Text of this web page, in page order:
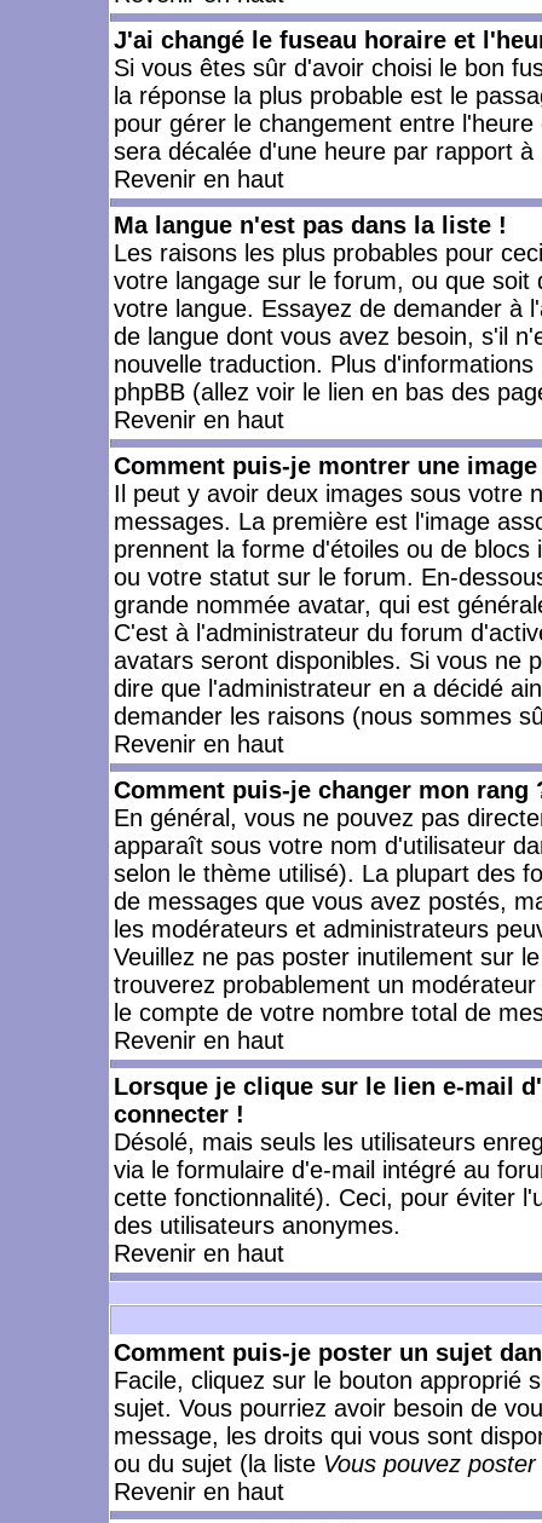
J'ai changé le fuseau horaire et
Si vous êtes sûr d'avoir choisi le bon
la réponse la plus probable est le
pour gérer le changement entre
sera décalée d'une heure par rapport à
Revenir en haut
Ma langue n'est pas dans la liste !
Les raisons les plus probables pour
votre langage sur le forum, ou que
votre langue. Essayez de demander à
de langue dont vous avez besoin, s'il
nouvelle traduction. Plus
phpBB (allez voir le lien en bas des
Revenir en haut
Comment puis-je montrer une
Il peut y avoir deux images sous votre
messages. La première est l'image
prennent la forme d'étoiles ou de
ou votre statut sur le forum. En-
grande nommée avatar, qui est
C'est à l'administrateur du forum
avatars seront disponibles. Si vous ne
dire que l'administrateur en a décidé
demander les raisons (nous sommes
Revenir en haut
Comment puis-je changer mon rang
En général, vous ne pouvez pas
apparaît sous votre nom d'utilisateur
selon le thème utilisé). La plupart des
de messages que vous avez postés,
les modérateurs et administrateurs
Veuillez ne pas poster inutilement sur
trouverez probablement un
le compte de votre nombre total de
Revenir en haut
Lorsque je clique sur le lien e-mail
connecter !
Désolé, mais seuls les utilisateurs
via le formulaire d'e-mail intégré au
cette fonctionnalité). Ceci, pour éviter
des utilisateurs anonymes.
Revenir en haut
Comment puis-je poster un sujet
Facile, cliquez sur le bouton approprié
sujet. Vous pourriez avoir besoin de
message, les droits qui vous sont
ou du sujet (la liste Vous pouvez
Revenir en haut